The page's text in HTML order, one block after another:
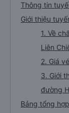
Thông tin
Giới thiệu
1. Về
Liên
2. Giá
3. Giới
đường
Bảng tổng